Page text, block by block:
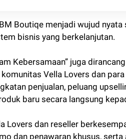
Boutiqe menjadi wujud
bisnis yang berkelanjutan.
Kebersamaan” juga
Vella Lovers dan
penjualan, peluang
baru secara langsung
Lovers dan reseller
dan penawaran khusus,